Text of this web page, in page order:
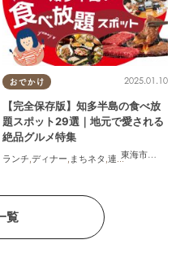
知多市, 東浦町,阿久比町,半田市,常滑市,武豊
,おうち時間
おでかけ
東海市大府
2025.01.10
【完全保存版】知多半島の食べ放
題スポット29選｜地元で愛される
絶品グルメ特集
ランチ,ディナー, まちネタ ,連載 ,コスパ抜群
覧